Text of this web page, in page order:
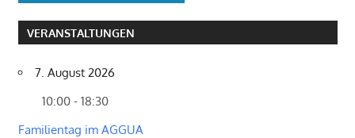
VERANSTALTUNGEN
7. August 2026
10:00 - 18:30
Familientag im AGGUA